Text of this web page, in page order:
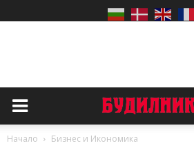
Начало Бизнес и Икономика